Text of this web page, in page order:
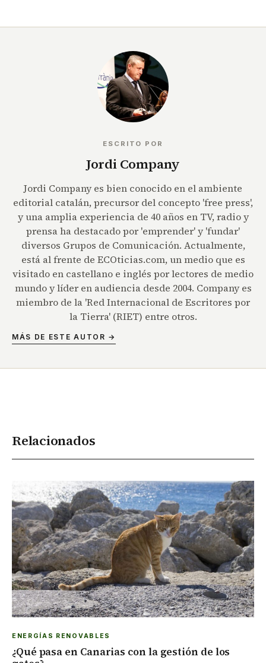
ESCRITO POR
Jordi Company
Jordi Company es bien conocido en el ambiente
editorial catalán, precursor del concepto 'free press',
y una amplia experiencia de 40 años en TV, radio y
prensa ha destacado por 'emprender' y 'fundar'
diversos Grupos de Comunicación. Actualmente,
está al frente de ECOticias.com, un medio que es
visitado en castellano e inglés por lectores de medio
mundo y líder en audiencia desde 2004. Company es
miembro de la 'Red Internacional de Escritores por
la Tierra' (RIET) entre otros.
MÁS DE ESTE AUTOR →
Relacionados
ENERGÍAS RENOVABLES
¿Qué pasa en Canarias con la gestión de los